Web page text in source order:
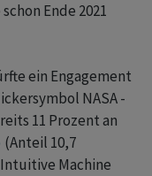
Ende 2021
ein Engagement
NASA -
11 Prozent an
(Anteil 10,7
Machine